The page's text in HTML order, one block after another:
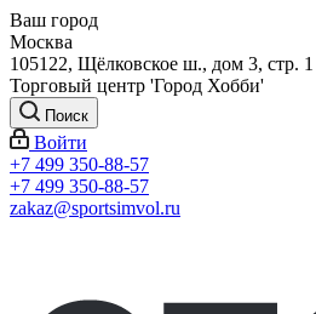
Ваш город
Москва
105122, Щёлковское ш., дом 3, стр.
Торговый центр 'Город Хобби'
Поиск
Войти
+7 499 350-88-57
+7 499 350-88-57
zakaz@sportsimvol.ru